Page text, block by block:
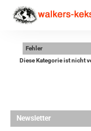
Fehler
Diese Kategorie ist nicht
Newsletter